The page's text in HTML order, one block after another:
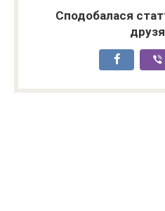
Сподобалася